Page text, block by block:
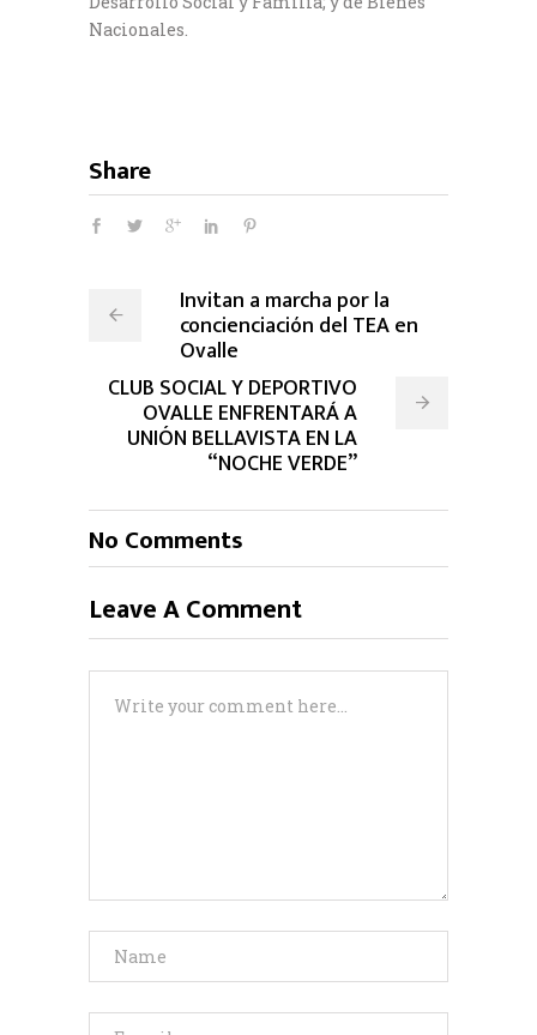
Nacionales.
Share
Invitan a marcha por la
concienciación del TEA en
Ovalle
CLUB SOCIAL Y DEPORTIVO
OVALLE ENFRENTARÁ A
UNIÓN BELLAVISTA EN LA
“NOCHE VERDE”
No Comments
Leave A Comment